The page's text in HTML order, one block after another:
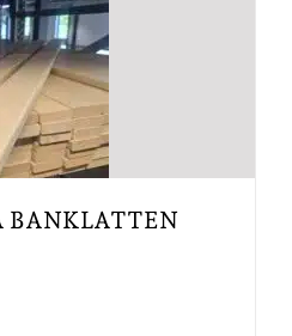
BANKLATTEN